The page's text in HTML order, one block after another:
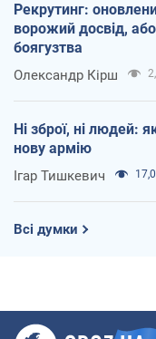
Рекрутинг:
ворожий досвід,
боягузтва
Олександр Кірш
Ні зброї, ні людей:
нову армію
Ігар Тишкевич
Всі думки